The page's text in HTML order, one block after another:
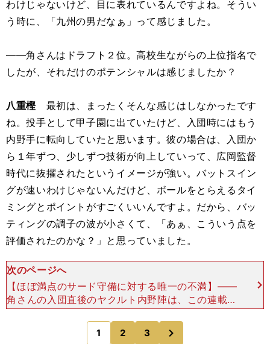
わけじゃないけど、目に表れているんですよね。そうい
う時に、「九州の男だなぁ」って感じました。
――角さんはドラフト２位。高校生ながらの上位指名で
したが、それだけのポテンシャルは感じましたか？
八重樫最初は、まったくそんな感じはしなかったです
ね。投手として甲子園に出ていたけど、入団時にはもう
内野手に転向していたと思います。彼の場合は、入団か
ら１年ずつ、少しずつ技術が向上していって、広岡監督
時代に抜擢されたというイメージが強い。バットスイン
グが速いわけじゃないんだけど、ボールをとらえるタイ
ミングとポイントがすごくいいんですよ。だから、バッ
ティングの調子の波が小さくて、「あぁ、こういう点を
評価されたのかな？」と思っていました。
次のページへ
【ほぼ満点のサード守備に対する唯一の不満】――
角さんの入団直後のヤクルト内野陣は、この連載で
も触れた、大ベテランの大杉勝男さん、船田和英さ
ん、前回の水谷新太郎さんがいました。内野手に転
向したばかりの入
1 2 3